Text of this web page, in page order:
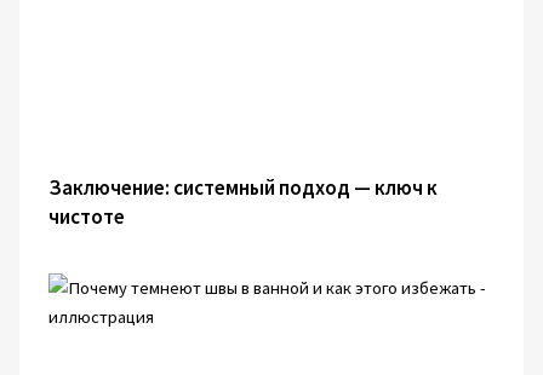
Заключение: системный подход — ключ к
чистоте